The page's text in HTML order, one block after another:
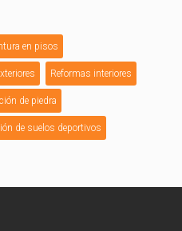
en pisos
Reformas interiores
de piedra
de suelos deportivos